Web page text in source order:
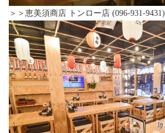
＞＞恵美須商店 トンロー店 (096-931-9431)